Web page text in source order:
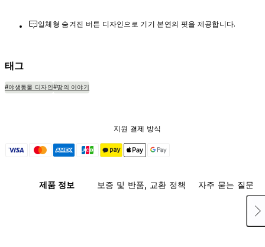
일체형 숨겨진 버튼 디자인으로 기기 본연의 핏을 제공합니다.
태그
#야생동물 디자인#땅의 이야기
지원 결제 방식
제품 정보 보증 및 반품, 교환 정책 자주 묻는 질문